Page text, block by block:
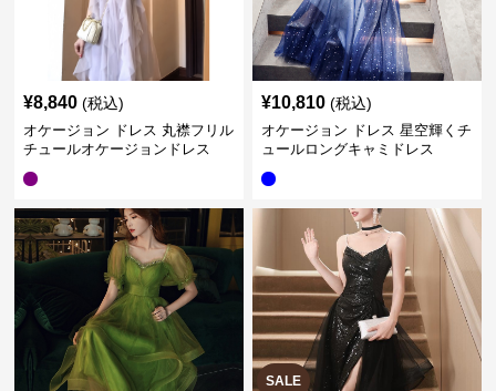
¥8,840 (税込)
オケージョン ドレス 丸襟フリル
チュールオケージョンドレス
¥10,810 (税込)
オケージョン ドレス 星空輝くチ
ュールロングキャミドレス
SALE